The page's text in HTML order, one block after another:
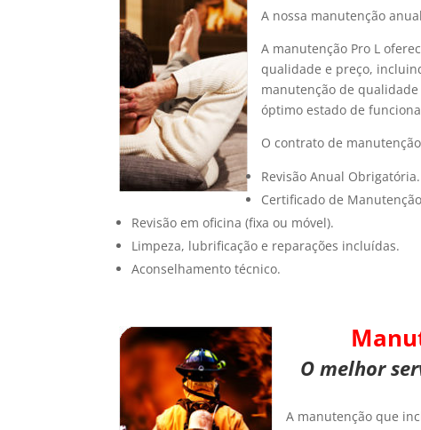
A nossa manutenção
A manutenção Pro L
qualidade e preço,
manutenção de
óptimo estado de
O contrato de
Revisão Anual Obrigatória.
Certificado de
Revisão em oficina (fixa ou móvel).
Limpeza, lubrificação e reparações incluídas.
Aconselhamento técnico.
O melhor
A manutenção que